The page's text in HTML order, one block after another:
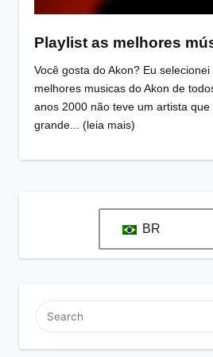
Playlist as melhores
Você gosta do Akon? Eu
melhores musicas do Akon de
anos 2000 não teve um artista
grande... (leia mais)
BR